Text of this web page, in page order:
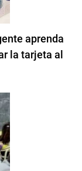
aprenda
la tarjeta al